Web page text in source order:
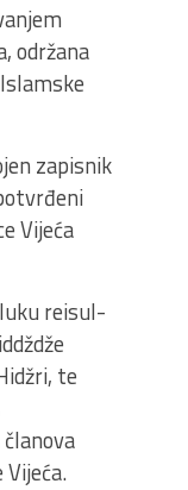
održana
zapisnik
Vijeća
reisul-
te